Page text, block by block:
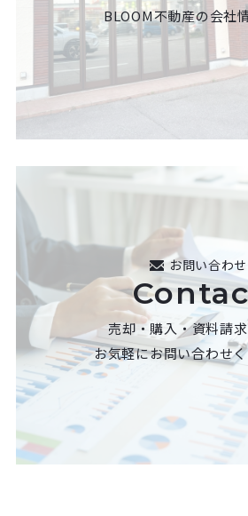
BLOOM不動産の会社
お問い合わせ
売却・購入・資料請求
お気軽にお問い合わせ